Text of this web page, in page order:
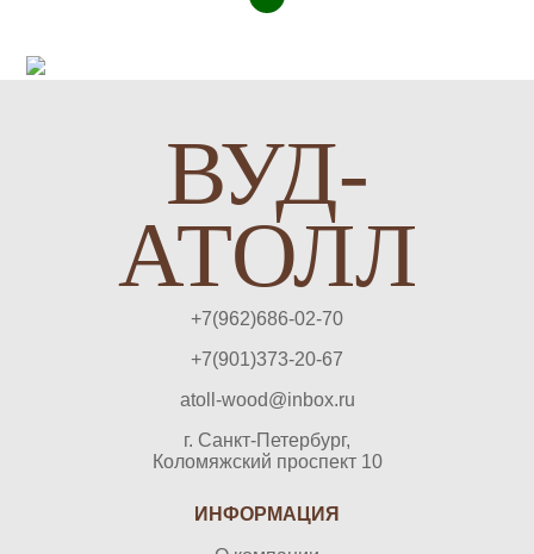
ВУД-
АТОЛЛ
+7(962)686-02-70
+7(901)373-20-67
atoll-wood@inbox.ru
г. Санкт-Петербург,
Коломяжский проспект 10
ИНФОРМАЦИЯ